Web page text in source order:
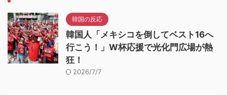
韓国の反応
韓国人「メキシコを倒してベスト16へ
行こう！」W杯応援で光化門広場が熱
狂！
2026/7/7